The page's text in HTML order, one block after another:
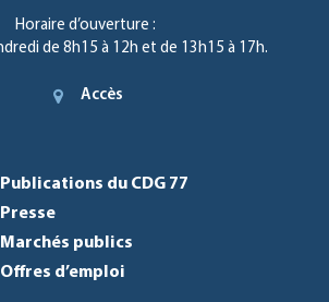
Horaire d’ouverture :
de 8h15 à 12h et de 13h15 à 17h.
Accès
Publications du CDG 77
Presse
Marchés publics
Offres d’emploi